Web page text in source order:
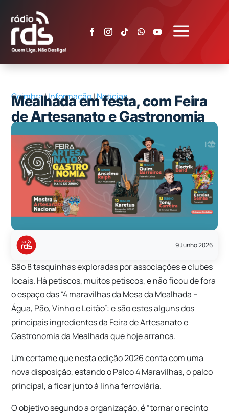
a
Coimbra|Informação|Notícias
Mealhada em festa, com Feira
de Artesanato e Gastronomia
2026
9 Junho 2026
São 8 tasquinhas exploradas por associações e clubes
locais. Há petiscos, muitos petiscos, e não ficou de fora
o espaço das “4 maravilhas da Mesa da Mealhada –
Água, Pão, Vinho e Leitão”: e são estes alguns dos
principais ingredientes da Feira de Artesanato e
Gastronomia da Mealhada que hoje arranca.
Um certame que nesta edição 2026 conta com uma
nova disposição, estando o Palco 4 Maravilhas, o palco
principal, a ficar junto à linha ferroviária.
O objetivo segundo a organização, é “tornar o recinto